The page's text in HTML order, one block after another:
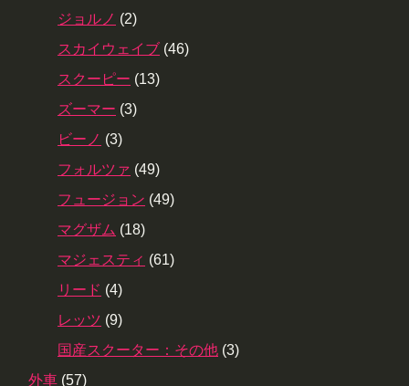
ジョルノ (2)
スカイウェイブ (46)
スクーピー (13)
ズーマー (3)
ビーノ (3)
フォルツァ (49)
フュージョン (49)
マグザム (18)
マジェスティ (61)
リード (4)
レッツ (9)
国産スクーター：その他 (3)
外車 (57)